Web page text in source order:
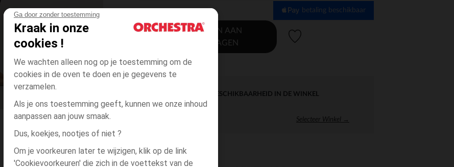
Ga door zonder toestemming
Kraak in onze
cookies !
We wachten alleen nog op je toestemming om de
cookies in de oven te doen en je gegevens te
verzamelen.
Als je ons toestemming geeft, kunnen we onze inhoud
aanpassen aan jouw smaak.
Dus, koekjes, nootjes of niet ?
Om je voorkeuren later te wijzigen, klik op de link
'Cookievoorkeuren' die zich in de voettekst van de
betaling beschikbaar
TOEVOEGEN AAN
WINKELWAGEN
DIRECTE BESCHIKBAARHEID IN DE WINKEL
Selecteer Winkel →